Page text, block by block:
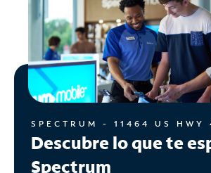
SPECTRUM - 11464 US HWY
Descubre lo que te
Spectrum